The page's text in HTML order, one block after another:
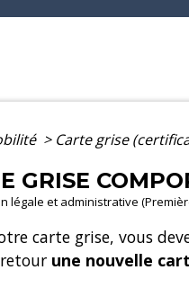
> Carte grise
GRISE
légale et administrative
carte grise, vous
retour une nouvelle